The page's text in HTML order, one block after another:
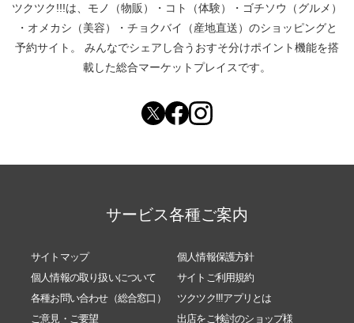
ツクツク!!!は、 モノ（物販） ・ コト（体験） ・ ゴチソウ（グルメ）
・ オメカシ（美容） ・ チョクバイ（産地直送） のショッピングと
予約サイト。
みんなでシェアし合う おすそ分けポイント機能を搭
載した総合マーケットプレイスです。
サービス各種ご案内
サイトマップ
個人情報保護方針
個人情報の取り扱いについて
サイトご利用規約
各種お問い合わせ（総合窓口）
ツクツク!!!アプリとは
ご意見・ご要望
出店をご検討のショップ様